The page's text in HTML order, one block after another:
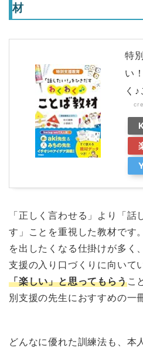
材
特
い
く
「正しく言わせる」より「話
す」ことを重視した教材です
を出したくなる仕掛けが多く
支援の入り口づくりに向いて
「楽しい」と思ってもらうこ
別支援の先生におすすめの一
どんなに優れた訓練法も、本